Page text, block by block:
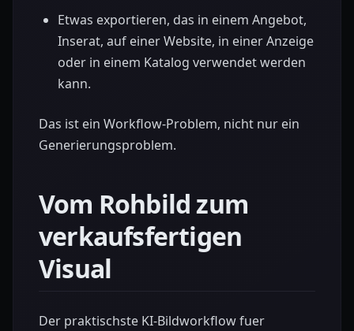
Etwas exportieren, das in einem Angebot,
Inserat, auf einer Website, in einer Anzeige
oder in einem Katalog verwendet werden
kann.
Das ist ein Workflow-Problem, nicht nur ein
Generierungsproblem.
Vom Rohbild zum
verkaufsfertigen
Visual
Der praktischste KI-Bildworkflow fuer